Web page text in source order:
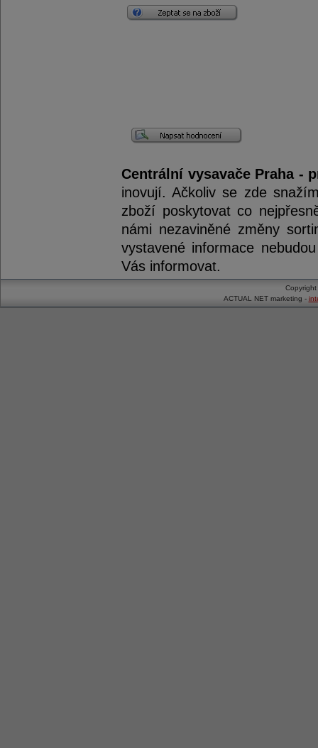
Centrální vysavače Praha -
inovují. Ačkoliv se zde
zboží poskytovat co
námi nezaviněné změny
vystavené informace
Vás informovat.
ACTUAL NET marketing -